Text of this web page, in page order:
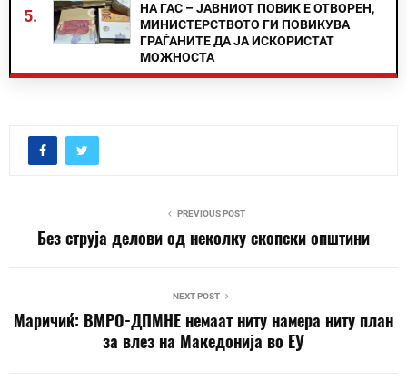
5.
НА ГАС – ЈАВНИОТ ПОВИК Е ОТВОРЕН,
МИНИСТЕРСТВОТО ГИ ПОВИКУВА
ГРАЃАНИТЕ ДА ЈА ИСКОРИСТАТ
МОЖНОСТА
PREVIOUS POST
Без струја делови од неколку скопски општини
NEXT POST
Маричиќ: ВМРО-ДПМНЕ немаат ниту намера ниту план
за влез на Македонија во ЕУ